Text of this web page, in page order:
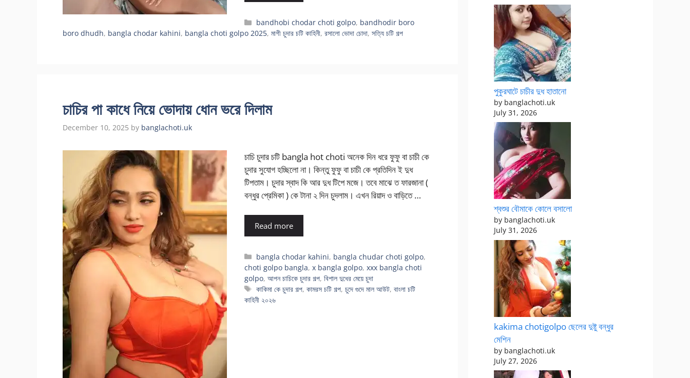
Categories
bandhobi chodar choti golpo, bandhodir boro
boro dhudh, bangla chodar kahini, bangla choti golpo 2025, মাগী চুদার চটি কাহিনী, রসালো ভোদা চোদা, সত্যি চটি গল্প
চাচির পা কাধে নিয়ে ভোদায় ধোন ভরে দিলাম
December 10, 2025 by banglachoti.uk
চাচি চুদার চটি bangla hot choti অনেক দিন ধরে ফুফু বা চাচী কে
চুদার সুযোগ হচ্ছিলো না। কিন্তু ফুফু বা চাচী কে প্রতিদিন ই দুধ
টিপতাম। চুদার স্বাদ কি আর দুধ টিপে মজে। তবে মাঝে ত ফারজানা (
বন্ধুর প্রেমিকা ) কে টানা ২ দিন চুদলাম। এখন রিয়াদ ও বাড়িতে …
Read more
Categories
bangla chodar kahini, bangla chudar choti golpo,
choti golpo bangla, x bangla golpo, xxx bangla choti
golpo, আপন চাচিকে চুদার গল্প, বিশাল দুধের মেয়ে চুদা
Tags
কাকিমা কে চুদার গল্প,কামরস চটি গল্প,চুদে গুদে মাল আউট,বাংলা চটি
কাহিনী ২০২৬
পুকুরঘাটে চাচীর দুধ হাতানো
by banglachoti.uk
July 31, 2026
শ্বশুর বৌমাকে কোলে বসালো
by banglachoti.uk
July 31, 2026
kakima chotigolpo ছেলের দুষ্টু বন্ধুর
মেশিন
by banglachoti.uk
July 27, 2026